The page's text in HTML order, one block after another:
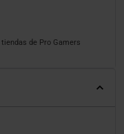
de Pro Gamers